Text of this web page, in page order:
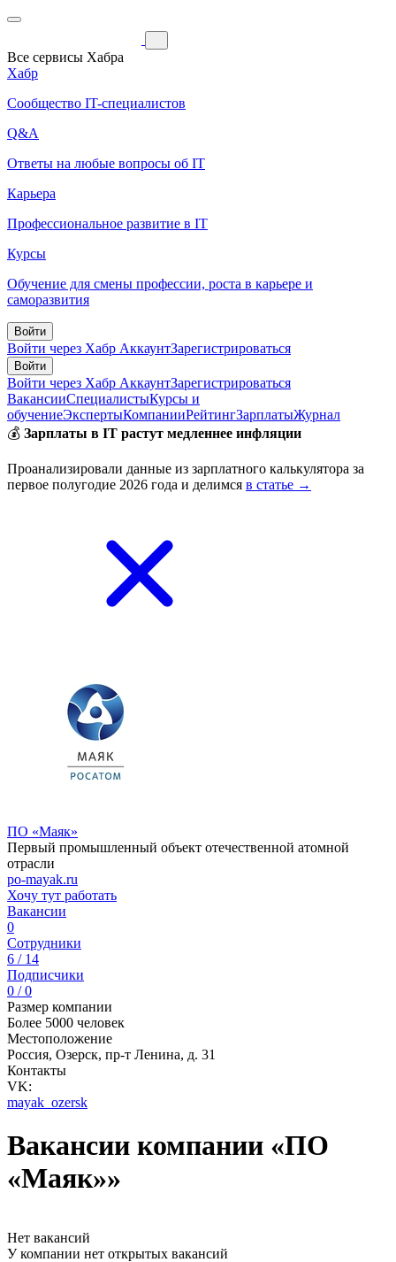
Все сервисы Хабра
Хабр
Сообщество IT-специалистов
Q&A
Ответы на любые вопросы об IT
Карьера
Профессиональное развитие в IT
Курсы
Обучение для смены профессии, роста в карьере и
саморазвития
Войти
Войти через Хабр АккаунтЗарегистрироваться
Войти
Войти через Хабр АккаунтЗарегистрироваться
ВакансииСпециалистыКурсы и
обучениеЭкспертыКомпанииРейтингЗарплатыЖурнал
💰 Зарплаты в IT растут медленнее инфляции
Проанализировали данные из зарплатного калькулятора за
первое полугодие 2026 года и делимся в статье →
ПО «Маяк»
Первый промышленный объект отечественной атомной
отрасли
po-mayak.ru
Хочу тут работать
Вакансии
0
Сотрудники
6 / 14
Подписчики
0 / 0
Размер компании
Более 5000 человек
Местоположение
Россия, Озерск, пр-т Ленина, д. 31
Контакты
VK:
mayak_ozersk
Вакансии компании «ПО
«Маяк»»
Нет вакансий
У компании нет открытых вакансий